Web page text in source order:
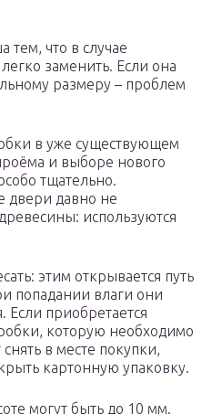
тем, что в случае
заменить. Если она
размеру – проблем
в уже существующем
и выборе нового
тщательно.
давно не
используются
этим открывается путь
попадании влаги они
Если приобретается
которую необходимо
в месте покупки,
картонную упаковку.
могут быть до 10 мм.